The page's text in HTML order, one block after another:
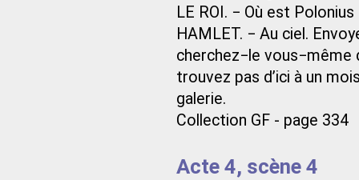
LE ROI. − Où est Polonius
HAMLET. − Au ciel.
cherchez−le vous−même
trouvez pas d’ici à un
galerie.
Collection GF - page 334
Acte 4, scène 4